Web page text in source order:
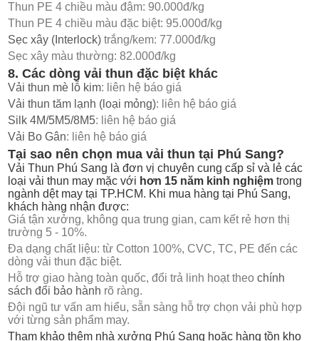
Thun PE 4 chiều màu đậm: 90.000đ/kg
Thun PE 4 chiều màu đặc biệt: 95.000đ/kg
Sẹc xây (Interlock) trắng/kem: 77.000đ/kg
Sẹc xây màu thường: 82.000đ/kg
8. Các dòng vải thun đặc biệt khác
Vải thun mè lỗ kim: liên hệ báo giá
Vải thun tăm lạnh (loại mỏng): liên hệ báo giá
Silk 4M/5M5/8M5: liên hệ báo giá
Vải Bo Gân: liên hệ báo giá
Tại sao nên chọn mua vải thun tại Phú Sang?
Vải Thun Phú Sang là đơn vị chuyên cung cấp sỉ và lẻ các
loại vải thun may mặc với hơn 15 năm kinh nghiệm trong
ngành dệt may tại TP.HCM. Khi mua hàng tại Phú Sang,
khách hàng nhận được:
Giá tận xưởng, không qua trung gian, cam kết rẻ hơn thị
trường 5 - 10%.
Đa dạng chất liệu: từ Cotton 100%, CVC, TC, PE đến các
dòng vải thun đặc biệt.
Hỗ trợ giao hàng toàn quốc, đổi trả linh hoạt theochính
sách đổi bảo hành rõ ràng.
Đội ngũ tư vấn am hiểu, sẵn sàng hỗ trợ chọn vải phù hợp
với từng sản phẩm may.
Tham khảo thêm nhà xưởng Phú Sang hoặc hàng tồn kho